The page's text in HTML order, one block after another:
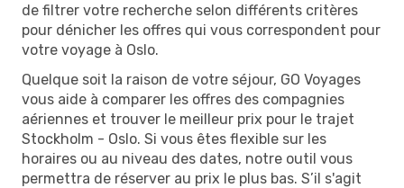
de filtrer votre recherche selon différents critères
pour dénicher les offres qui vous correspondent pour
votre voyage à Oslo.
Quelque soit la raison de votre séjour, GO Voyages
vous aide à comparer les offres des compagnies
aériennes et trouver le meilleur prix pour le trajet
Stockholm - Oslo. Si vous êtes flexible sur les
horaires ou au niveau des dates, notre outil vous
permettra de réserver au prix le plus bas. S’il s'agit